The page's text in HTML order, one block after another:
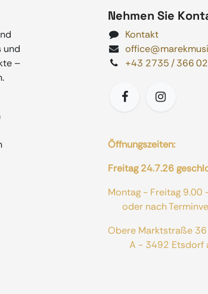
und
–
Nehmen Sie
Kontakt
+43 2735 / 366 02
Öffnungszeiten:
Freitag 24.7.26
Montag -
oder nach
Obere
A - 3492 Etsdorf